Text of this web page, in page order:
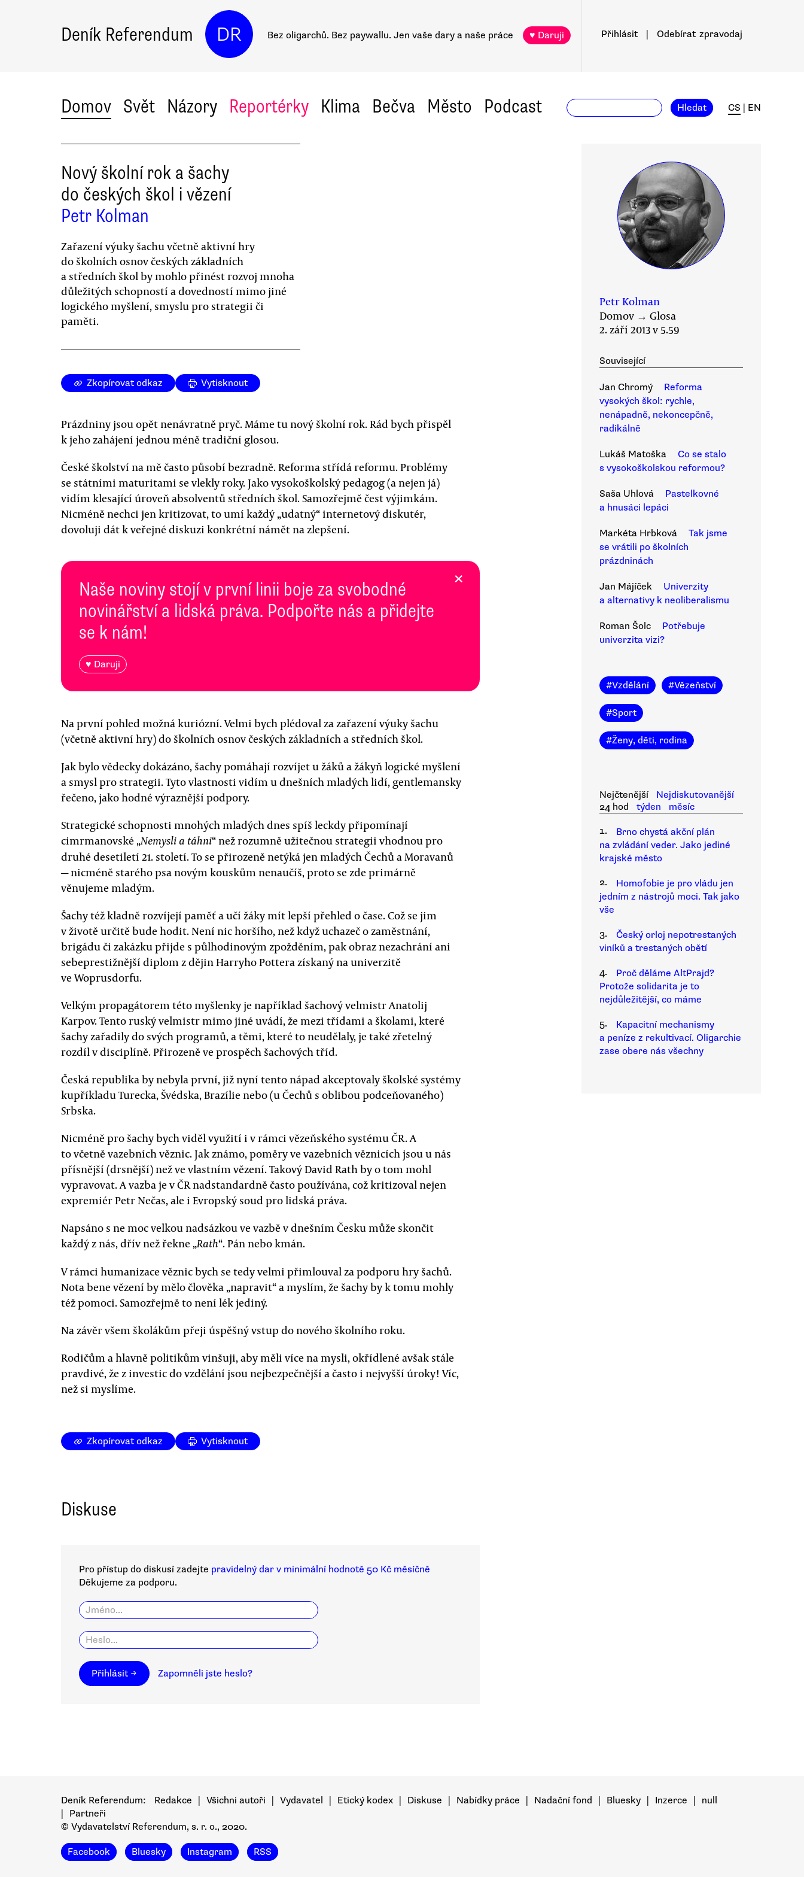
Deník Referendum DR Bez oligarchů. Bez paywallu. Jen vaše dary a naše práce ♥ Daruji Přihlásit Odebírat zpravodaj
Domov Svět Názory Reportérky Klima Bečva Město Podcast Hledat CS EN
Nový školní rok a šachy
do českých škol i vězení
Petr Kolman
Zařazení výuky šachu včetně aktivní hry
do školních osnov českých základních
a středních škol by mohlo přinést rozvoj mnoha
důležitých schopností a dovedností mimo jiné
logického myšlení, smyslu pro strategii či
paměti.
Zkopírovat odkaz Vytisknout
Prázdniny jsou opět nenávratně pryč. Máme tu nový školní rok. Rád bych přispěl
k jeho zahájení jednou méně tradiční glosou.
České školství na mě často působí bezradně. Reforma střídá reformu. Problémy
se státními maturitami se vlekly roky. Jako vysokoškolský pedagog (a nejen já)
vidím klesající úroveň absolventů středních škol. Samozřejmě čest výjimkám.
Nicméně nechci jen kritizovat, to umí každý „udatný“ internetový diskutér,
dovoluji dát k veřejné diskuzi konkrétní námět na zlepšení.
Naše noviny stojí v první linii boje za svobodné
novinářství a lidská práva. Podpořte nás a přidejte
se k nám!
♥ Daruji
×
Na první pohled možná kuriózní. Velmi bych plédoval za zařazení výuky šachu
(včetně aktivní hry) do školních osnov českých základních a středních škol.
Jak bylo vědecky dokázáno, šachy pomáhají rozvíjet u žáků a žákyň logické myšlení
a smysl pro strategii. Tyto vlastnosti vidím u dnešních mladých lidí, gentlemansky
řečeno, jako hodné výraznější podpory.
Strategické schopnosti mnohých mladých dnes spíš leckdy připomínají
cimrmanovské „Nemysli a táhni“ než rozumně užitečnou strategii vhodnou pro
druhé desetiletí 21. století. To se přirozeně netýká jen mladých Čechů a Moravanů
— nicméně starého psa novým kouskům nenaučíš, proto se zde primárně
věnujeme mladým.
Šachy též kladně rozvíjejí paměť a učí žáky mít lepší přehled o čase. Což se jim
v životě určitě bude hodit. Není nic horšího, než když uchazeč o zaměstnání,
brigádu či zakázku přijde s půlhodinovým zpožděním, pak obraz nezachrání ani
sebeprestižnější diplom z dějin Harryho Pottera získaný na univerzitě
ve Woprusdorfu.
Velkým propagátorem této myšlenky je například šachový velmistr Anatolij
Karpov. Tento ruský velmistr mimo jiné uvádí, že mezi třídami a školami, které
šachy zařadily do svých programů, a těmi, které to neudělaly, je také zřetelný
rozdíl v disciplíně. Přirozeně ve prospěch šachových tříd.
Česká republika by nebyla první, již nyní tento nápad akceptovaly školské systémy
kupříkladu Turecka, Švédska, Brazílie nebo (u Čechů s oblibou podceňovaného)
Srbska.
Nicméně pro šachy bych viděl využití i v rámci vězeňského systému ČR. A
to včetně vazebních věznic. Jak známo, poměry ve vazebních věznicích jsou u nás
přísnější (drsnější) než ve vlastním vězení. Takový David Rath by o tom mohl
vypravovat. A vazba je v ČR nadstandardně často používána, což kritizoval nejen
expremiér Petr Nečas, ale i Evropský soud pro lidská práva.
Napsáno s ne moc velkou nadsázkou ve vazbě v dnešním Česku může skončit
každý z nás, dřív než řekne „Rath“. Pán nebo kmán.
V rámci humanizace věznic bych se tedy velmi přimlouval za podporu hry šachů.
Nota bene vězení by mělo člověka „napravit“ a myslím, že šachy by k tomu mohly
též pomoci. Samozřejmě to není lék jediný.
Na závěr všem školákům přeji úspěšný vstup do nového školního roku.
Rodičům a hlavně politikům vinšuji, aby měli více na mysli, okřídlené avšak stále
pravdivé, že z investic do vzdělání jsou nejbezpečnější a často i nejvyšší úroky! Víc,
než si myslíme.
Petr Kolman
Domov → Glosa
2. září 2013 v 5.59
Související
Jan Chromý
Reforma
vysokých škol: rychle,
nenápadně, nekoncepčně,
radikálně
Lukáš Matoška
Co se stalo
s vysokoškolskou reformou?
Saša Uhlová
Pastelkovné
a hnusáci lepáci
Markéta Hrbková
Tak jsme
se vrátili po školních
prázdninách
Jan Májíček
Univerzity
a alternativy k neoliberalismu
Roman Šolc
Potřebuje
univerzita vizi?
#Vzdělání #Vězeňství
#Sport
#Ženy, děti, rodina
Nejčtenější
Nejdiskutovanější
24 hod
týden
měsíc
1.
Brno chystá akční plán
na zvládání veder. Jako jediné
krajské město
2.
Homofobie je pro vládu jen
jedním z nástrojů moci. Tak jako
vše
3.
Český orloj nepotrestaných
viníků a trestaných obětí
4.
Proč děláme AltPrajd?
Protože solidarita je to
nejdůležitější, co máme
5.
Kapacitní mechanismy
a peníze z rekultivací. Oligarchie
zase obere nás všechny
Zkopírovat odkaz Vytisknout
Diskuse
Pro přístup do diskusí zadejte pravidelný dar v minimální hodnotě 50 Kč měsíčně
Děkujeme za podporu.
Přihlásit → Zapomněli jste heslo?
Deník Referendum: Redakce Všichni autoři Vydavatel Etický kodex Diskuse Nabídky práce Nadační fond Bluesky Inzerce
null
Partneři
© Vydavatelství Referendum, s. r. o., 2020.
Facebook Bluesky Instagram RSS